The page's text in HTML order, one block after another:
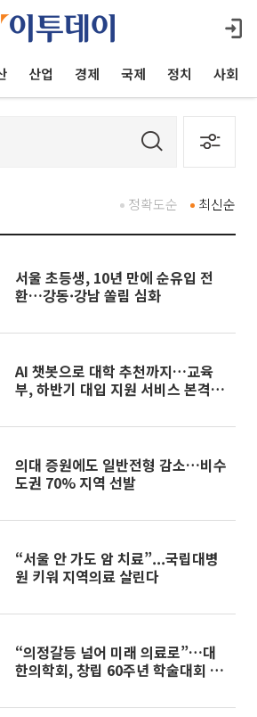
산업 경제 국제 정치 사회
최신순
정확도순
서울 초등생, 10년 만에 순유입 전
환…강동·강남 쏠림 심화
AI 챗봇으로 대학 추천까지…교육
부, 하반기 대입 지원 서비스 본격
의대 증원에도 일반전형 감소…비수
도권 70% 지역 선발
“서울 안 가도 암 치료”...국립대병
원 키워 지역의료 살린다
“의정갈등 넘어 미래 의료로”…대
한의학회, 창립 60주년 학술대회 개